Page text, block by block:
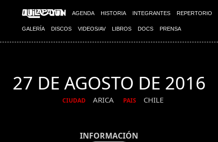
AGENDA HISTORIA INTEGRANTES REPERTORIO
GALERÍA DISCOS VIDEOS/AV LIBROS DOCS PRENSA
27 DE AGOSTO DE 2016
CIUDAD ARICA PAIS CHILE
INFORMACIÓN